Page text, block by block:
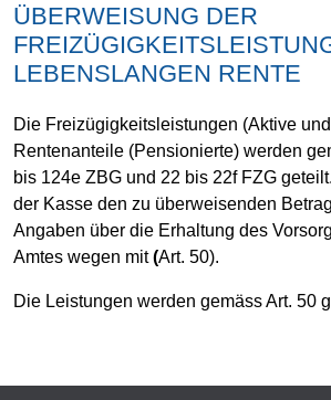
ÜBERWEISUNG DER
LEBENSLANGEN RENTE
Die Freizügigkeitsleistungen (Aktive
Rentenanteile (Pensionierte) werden
bis 124e ZBG und 22 bis 22f FZG
der Kasse den zu überweisenden
Angaben über die Erhaltung des
Amtes wegen mit(Art. 50).
Die Leistungen werden gemäss Art. 50